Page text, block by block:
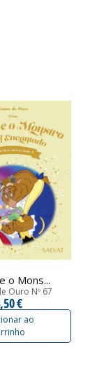
o Mons...
Ouro Nº 67
€
ao